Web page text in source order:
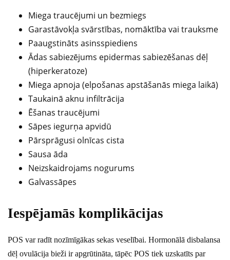
Miega traucējumi un bezmiegs
Garastāvokļa svārstības, nomāktība vai trauksme
Paaugstināts asinsspiediens
Ādas sabiezējums epidermas sabiezēšanas dēļ
(hiperkeratoze)
Miega apnoja (elpošanas apstāšanās miega laikā)
Taukainā aknu infiltrācija
Ēšanas traucējumi
Sāpes iegurņa apvidū
Pārsprāgusi olnīcas cista
Sausa āda
Neizskaidrojams nogurums
Galvassāpes
Iespējamās komplikācijas
POS var radīt nozīmīgākas sekas veselībai. Hormonālā disbalansa
dēļ ovulācija bieži ir apgrūtināta, tāpēc POS tiek uzskatīts par